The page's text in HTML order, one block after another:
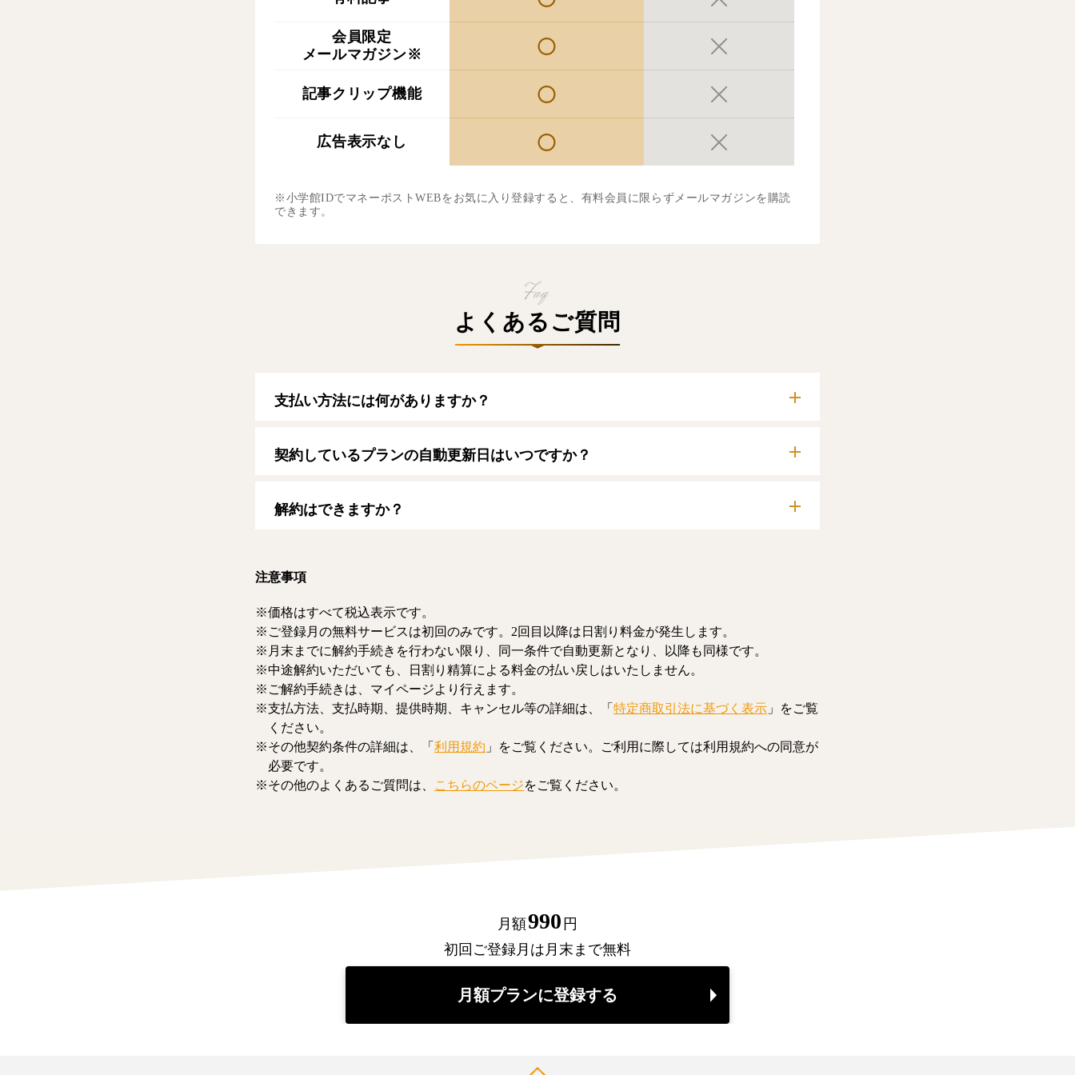
会員限定
メールマガジン※
記事クリップ機能
広告表示なし
※小学館IDでマネーポストWEBをお気に入り登録すると、有料会員に限らずメールマガジンを購読
できます。
よくあるご質問
支払い方法には何がありますか？
【クレジットカード】
VISA/MasterCard/JCB/American Express/Diners Club
契約しているプランの自動更新日はいつですか？
す。
解約はできますか？
注意事項
価格はすべて税込表示です。
ご登録月の無料サービスは初回のみです。2回目以降は日割り料金が発生します。
月末までに解約手続きを行わない限り、同一条件で自動更新となり、以降も同様です。
中途解約いただいても、日割り精算による料金の払い戻しはいたしません。
ご解約手続きは、マイページより行えます。
支払方法、支払時期、提供時期、キャンセル等の詳細は、「 特定商取引法に基づく表示 」をご覧
ください。
その他契約条件の詳細は、「 利用規約 」をご覧ください。ご利用に際しては利用規約への同意が
必要です。
その他のよくあるご質問は、
こちらのページをご覧ください。
月額990 円
初回ご登録月は月末まで無料
月額プランに登録する